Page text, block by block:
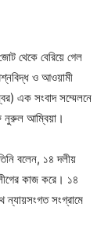
থেকে বেরিয়ে গেল
ও আওয়ামী
এক সংবাদ সম্মেলনে
নুরুল আম্বিয়া।
বলেন, ১৪ দলীয়
কাজ করে। ১৪
ন্যায়সংগত সংগ্রামে